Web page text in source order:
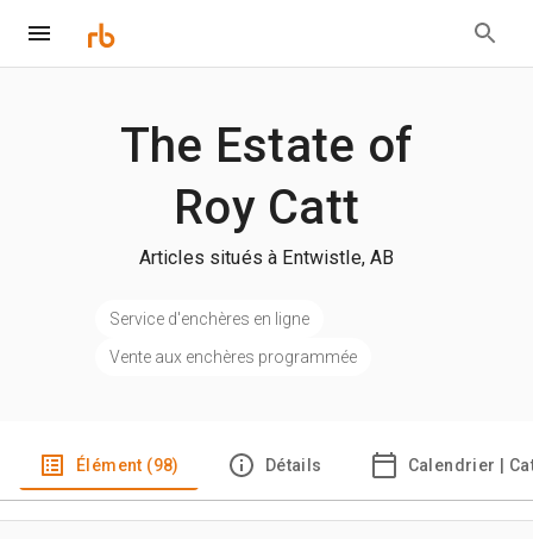
The Estate of
Roy Catt
Articles situés à Entwistle, AB
Service d'enchères en ligne
Vente aux enchères programmée
Élément (98) Détails Calendrier |